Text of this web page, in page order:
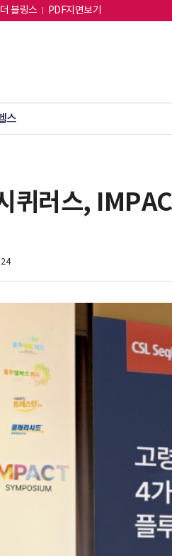
더 블링스 PDF지면보기
스
퀴러스,